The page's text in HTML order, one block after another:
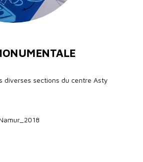
diverses sections du centre Asty